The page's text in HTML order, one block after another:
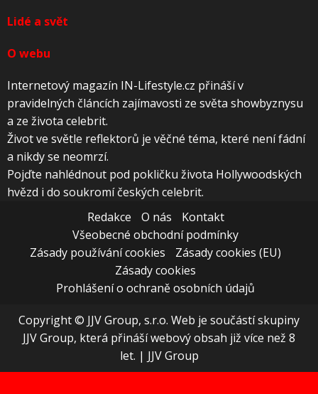
Lidé a svět
O webu
Internetový magazín IN-Lifestyle.cz přináší v
pravidelných článcích zajímavosti ze světa showbyznysu
a ze života celebrit.
Život ve světle reflektorů je věčné téma, které není fádní
a nikdy se neomrzí.
Pojďte nahlédnout pod pokličku života Hollywoodských
hvězd i do soukromí českých celebrit.
Redakce
O nás
Kontakt
Všeobecné obchodní podmínky
Zásady používání cookies
Zásady cookies (EU)
Zásady cookies
Prohlášení o ochraně osobních údajů
Copyright © JJV Group, s.r.o. Web je součástí skupiny
JJV Group, která přináší webový obsah již více než 8
let. | JJV Group